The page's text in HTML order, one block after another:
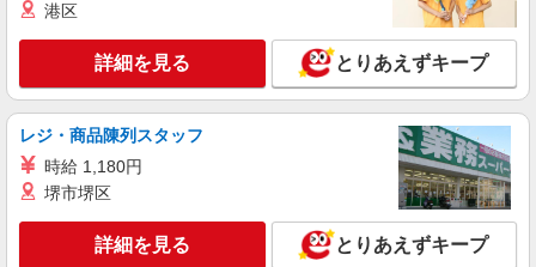
港区
詳細を見る とりあえずキープ
レジ・商品陳列スタッフ
時給 1,180円
堺市堺区
詳細を見る とりあえずキープ